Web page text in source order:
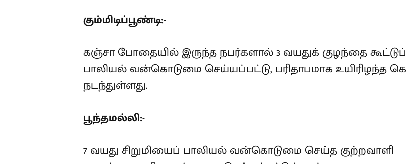
கும்மிடிப்பூண்டி:-
கஞ்சா போதையில் இருந்த நபர்களால் 3 வயதுக் குழந்தை கூட்டுப்
பாலியல் வன்கொடுமை செய்யப்பட்டு, பரிதாபமாக உயிரிழந்த
கொடூரம் நடந்துள்ளது.
பூந்தமல்லி:-
7 வயது சிறுமியைப் பாலியல் வன்கொடுமை செய்த குற்றவாளி